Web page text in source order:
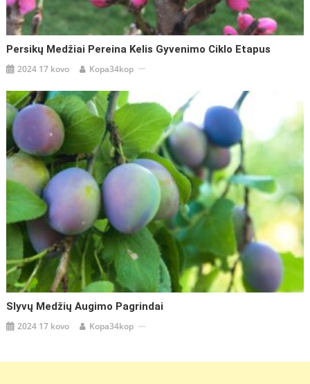
Persikų Medžiai Pereina Kelis Gyvenimo Ciklo Etapus
2024 17 kovo Kopa34kop
Slyvų Medžių Augimo Pagrindai
2024 17 kovo Kopa34kop